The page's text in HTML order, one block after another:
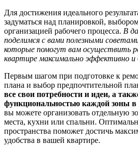
Для достижения идеального
задуматься над планировкой,
организацией рабочего процесса. В
поделимся с вами полезными
которые помогут вам осуществить
квартире максимально эффективно и
Первым шагом при подготовке к
плана и выбор предпочтительной
все свои потребности и идеи, а
функциональностью каждой зоны в
вы можете организовать отдельную
места, кухни или спальни.
пространства поможет достичь
удобства в вашей квартире.